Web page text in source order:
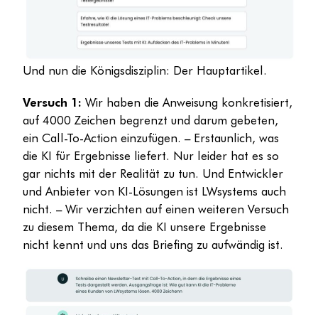
Und nun die Königsdisziplin: Der Hauptartikel.
Versuch 1: Wir haben die Anweisung konkretisiert,
auf 4000 Zeichen begrenzt und darum gebeten,
ein Call-To-Action einzufügen. – Erstaunlich, was
die KI für Ergebnisse liefert. Nur leider hat es so
gar nichts mit der Realität zu tun. Und Entwickler
und Anbieter von KI-Lösungen ist LWsystems auch
nicht. – Wir verzichten auf einen weiteren Versuch
zu diesem Thema, da die KI unsere Ergebnisse
nicht kennt und uns das Briefing zu aufwändig ist.